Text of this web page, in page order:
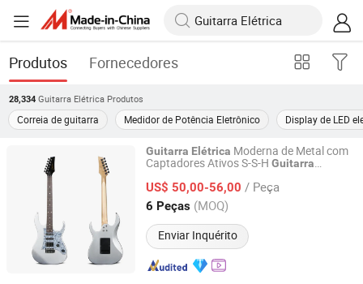
Produtos Fornecedores
28,334 Guitarra Elétrica Produtos
Correia de guitarra Medidor de Potência Eletrônico Display de LED
Guitarra Elétrica Moderna de Metal com
Captadores Ativos S-S-H Guitarra
US$ 50,00-56,00 / Peça
6 Peças (MOQ)
Enviar Inquérito
Guangzhou Huayi Musical Instruments Co., Ltd.
Guangdong, China Desde 2024